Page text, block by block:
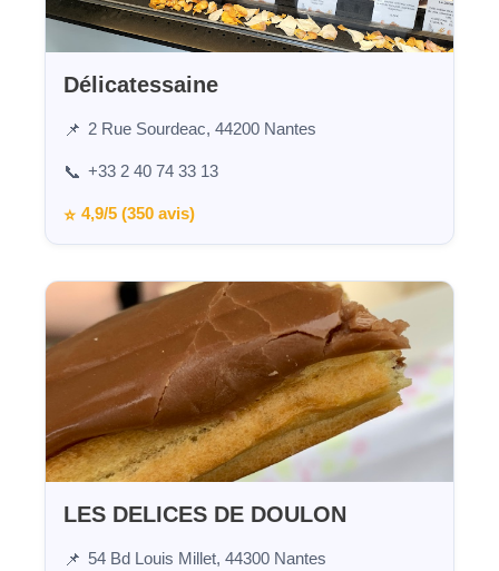
Délicatessaine
📌 2 Rue Sourdeac, 44200 Nantes
📞 +33 2 40 74 33 13
⭐ 4,9/5 (350 avis)
LES DELICES DE DOULON
📌 54 Bd Louis Millet, 44300 Nantes